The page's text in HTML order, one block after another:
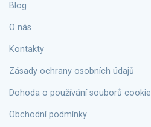
Blog
O nás
Kontakty
Zásady ochrany osobních údajů
Dohoda o používání souborů cookie
Obchodní podmínky